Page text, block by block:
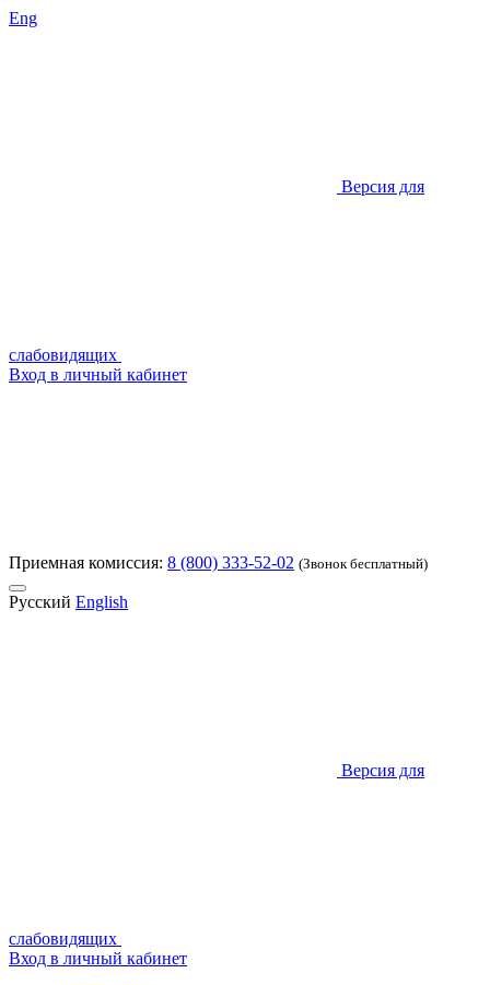
Eng
Версия для
слабовидящих
Вход в личный кабинет
Приемная комиссия: 8 (800) 333-52-02 (Звонок бесплатный)
Русский English
Версия для
слабовидящих
Вход в личный кабинет